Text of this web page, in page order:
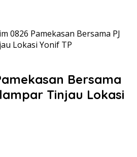
0826 Pamekasan Bersama PJ
Lokasi Yonif TP
Bersama
Tinjau Lokasi